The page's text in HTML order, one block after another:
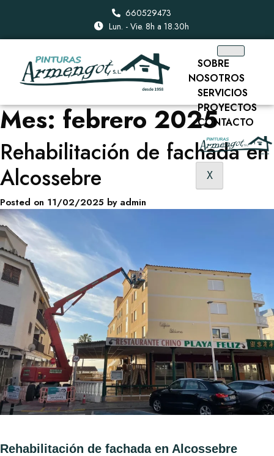
660529473
Lun. - Vie. 8h a 18.30h
SOBRE
NOSOTROS
SERVICIOS
PROYECTOS
CONTACTO
X
Mes:febrero 2025
Rehabilitación de fachada en
Alcossebre
Posted on 11/02/2025 by admin
Rehabilitación de fachada en Alcossebre